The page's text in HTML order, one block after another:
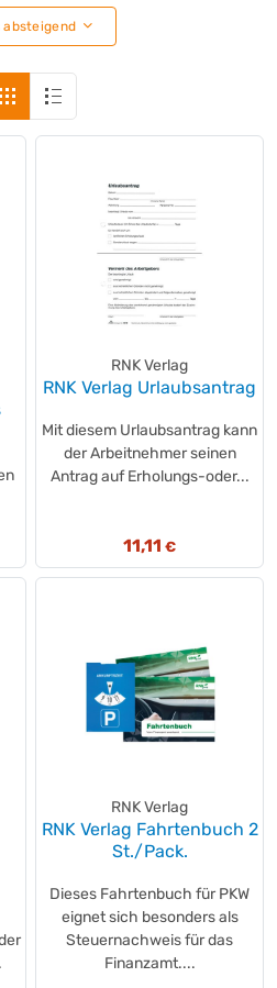
absteigend
RNK Verlag
RNK Verlag Urlaubsantrag
Mit diesem Urlaubsantrag kann
der Arbeitnehmer seinen
Antrag auf Erholungs-oder...
11,11 €
RNK Verlag
RNK Verlag Fahrtenbuch 2
St./Pack.
Dieses Fahrtenbuch für PKW
eignet sich besonders als
Steuernachweis für das
Finanzamt....